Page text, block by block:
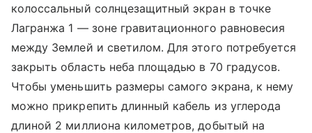
колоссальный солнцезащитный экран в точке
Лагранжа 1 — зоне гравитационного равновесия
между Землей и светилом. Для этого потребуется
закрыть область неба площадью в 70 градусов.
Чтобы уменьшить размеры самого экрана, к нему
можно прикрепить длинный кабель из углерода
длиной 2 миллиона километров, добытый на